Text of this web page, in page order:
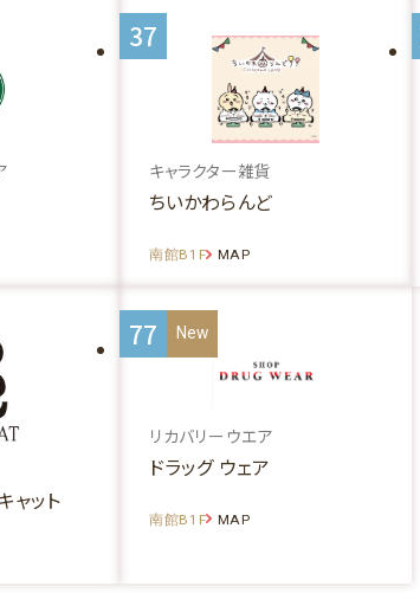
37
キャラクター雑貨
ちいかわらんど
南館B1F MAP
ャット
77
リカバリーウエア
ドラッグ ウェア
南館B1F MAP